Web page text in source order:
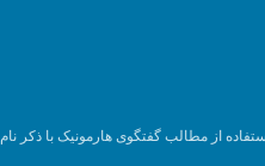
از مطالب گفتگوی هارمونیک با ذکر